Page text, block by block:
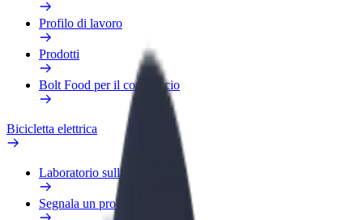
Profilo di lavoro
Prodotti
Bolt Food per il commercio
Bicicletta elettrica
Laboratorio sulla Sicurezza
Segnala un problema